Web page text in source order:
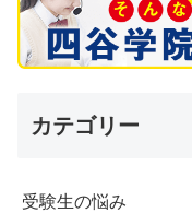
カテゴリー
受験生の悩み